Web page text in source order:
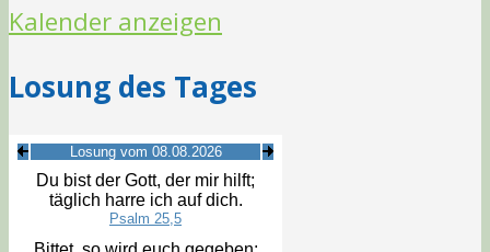
Kalender anzeigen
Losung des Tages